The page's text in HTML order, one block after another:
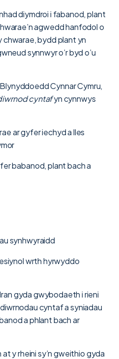
diymdroi i fabanod, plant
agwedd hanfodol o
bydd plant yn
synnwyr o’r byd o’u
Cynnar Cymru,
cyntafyn cynnwys
ar gyfer iechyd a lles
babanod, plant bach a
synhwyraidd
wrth hyrwyddo
gyda gwybodaeth i rieni
cyntaf a syniadau
a phlant bach ar
y rheini sy’n gweithio gyda